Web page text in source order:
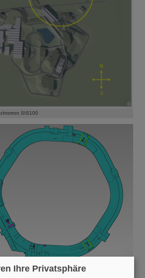
©
SIS100
©
SIS100
Ihre Privatsphäre